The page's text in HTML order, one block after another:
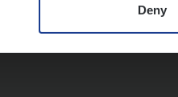
Deny